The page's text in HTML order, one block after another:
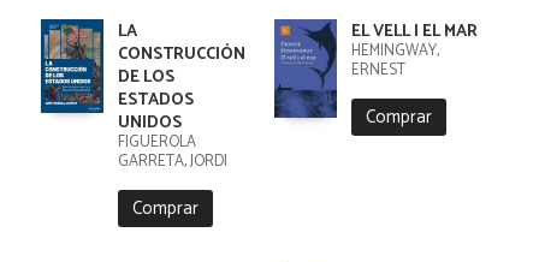
LA
CONSTRUCCIÓN
DE LOS
ESTADOS
UNIDOS
FIGUEROLA
GARRETA, JORDI
Comprar
EL VELL I EL MAR
HEMINGWAY,
ERNEST
Comprar